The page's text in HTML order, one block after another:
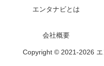
エンタナビとは
会社概要
Copyright © 2021-2026 エ